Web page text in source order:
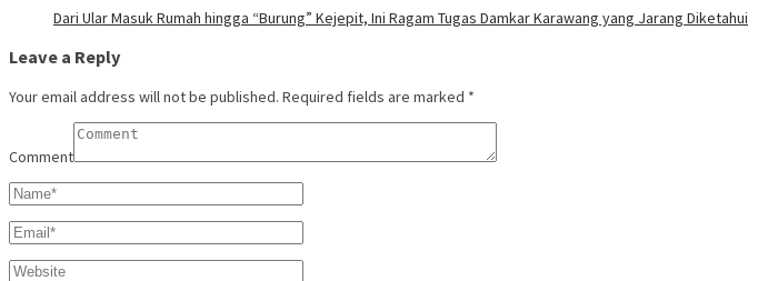
Dari Ular Masuk Rumah hingga “Burung” Kejepit, Ini Ragam Tugas Damkar Karawang yang Jarang Diketahui
Leave a Reply
Your email address will not be published. Required fields are marked *
Comment